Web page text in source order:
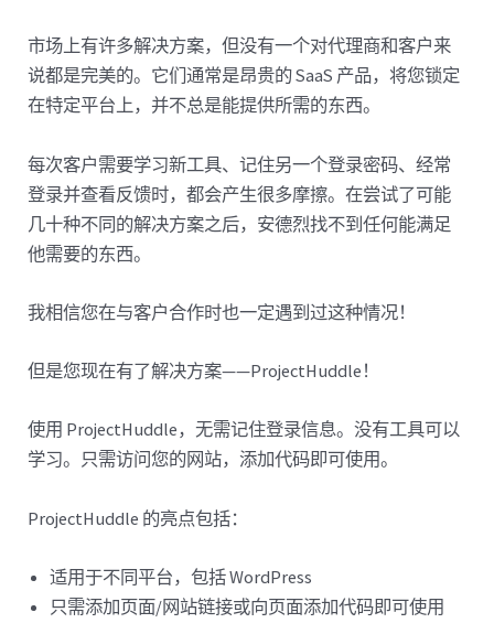
市场上有许多解决方案，但没有一个对代理商和客户来
说都是完美的。它们通常是昂贵的 SaaS 产品，将您锁定
在特定平台上，并不总是能提供所需的东西。
每次客户需要学习新工具、记住另一个登录密码、经常
登录并查看反馈时，都会产生很多摩擦。在尝试了可能
几十种不同的解决方案之后，安德烈找不到任何能满足
他需要的东西。
我相信您在与客户合作时也一定遇到过这种情况！
但是您现在有了解决方案——ProjectHuddle！
使用 ProjectHuddle，无需记住登录信息。没有工具可以
学习。只需访问您的网站，添加代码即可使用。
ProjectHuddle 的亮点包括：
适用于不同平台，包括 WordPress
只需添加页面/网站链接或向页面添加代码即可使用